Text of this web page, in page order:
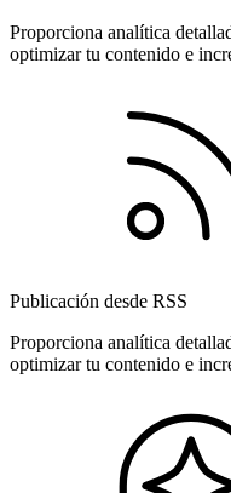
Proporciona analítica
optimizar tu contenido e
Publicación desde RSS
Proporciona analítica
optimizar tu contenido e